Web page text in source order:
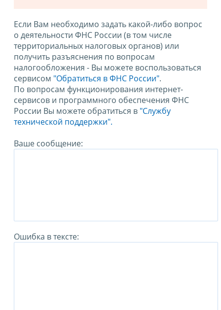
Если Вам необходимо задать какой-либо вопрос
о деятельности ФНС России (в том числе
территориальных налоговых органов) или
получить разъяснения по вопросам
налогообложения - Вы можете воспользоваться
сервисом "Обратиться в ФНС России".
По вопросам функционирования интернет-
сервисов и программного обеспечения ФНС
России Вы можете обратиться в "Службу
технической поддержки".
Ваше сообщение:
Ошибка в тексте: